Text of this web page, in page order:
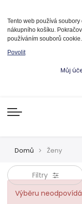
Tento web používá
nákupního košíku.
používáním souborů cookie.
Povolit
Můj
Domů Ženy
Filtry
Výběru